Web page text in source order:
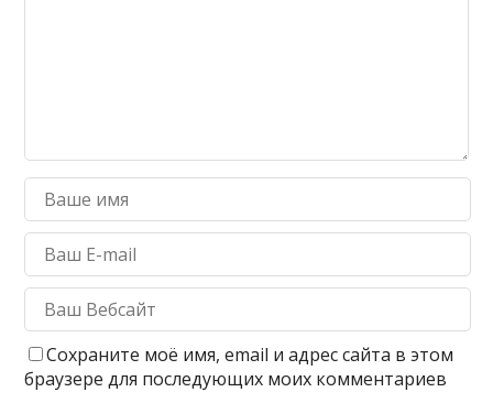
Сохраните моё имя, email и адрес сайта в этом
браузере для последующих моих комментариев